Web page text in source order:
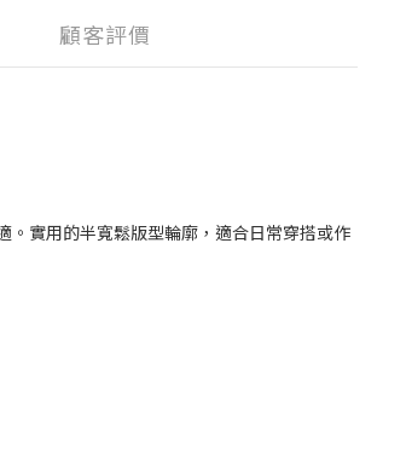
顧客評價
。實用的半寬鬆版型輪廓，適合日常穿搭或作